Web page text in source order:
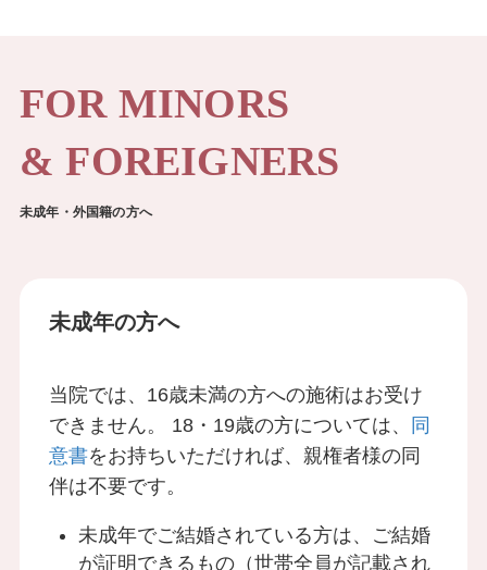
FOR MINORS
& FOREIGNERS
未成年・外国籍の方へ
未成年の方へ
当院では、16歳未満の方への施術はお受け
できません。 18・19歳の方については、
同
意書をお持ちいただければ、親権者様の同
伴は不要です。
未成年でご結婚されている方は、ご結婚
が証明できるもの（世帯全員が記載され